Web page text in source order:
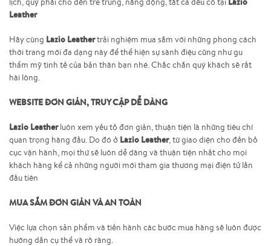
Leather
Hãy cùng Lazio Leathertrải nghiệm mua sắm với những phong cách
thời trang mới đa dạng này để thể hiện sự sành điệu cũng như gu
thẩm mỹ tinh tế của bản thân bạn nhé. Chắc chắn quý khách sẽ rất
hài lòng.
WEBSITE ĐƠN GIẢN, TRUY CẬP DỄ DÀNG
Lazio Leatherluôn xem yếu tố đơn giản, thuận tiện là những tiêu chí
quan trọng hàng đầu. Do đó ở Lazio Leather, từ giao diện cho đến bố
cục vận hành, mọi thứ sẽ luôn dễ dàng và thuận tiện nhất cho mọi
khách hàng kể cả những người mới tham gia thương mại điện tử lần
đầu tiên
MUA SẮM ĐƠN GIẢN VÀ AN TOÀN
Việc lựa chọn sản phẩm và tiến hành các bước mua hàng sẽ luôn được
hướng dẫn cụ thể và rõ ràng.